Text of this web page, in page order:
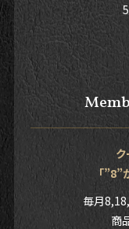
「”8”
毎月
商